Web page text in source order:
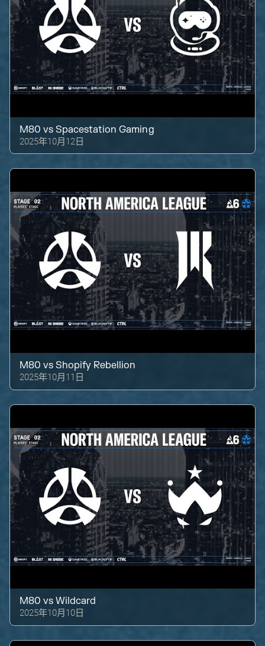
M80 vsSpacestation Gaming
2025年10月12日
M80 vsShopify Rebellion
2025年10月11日
M80 vsWildcard
2025年10月10日